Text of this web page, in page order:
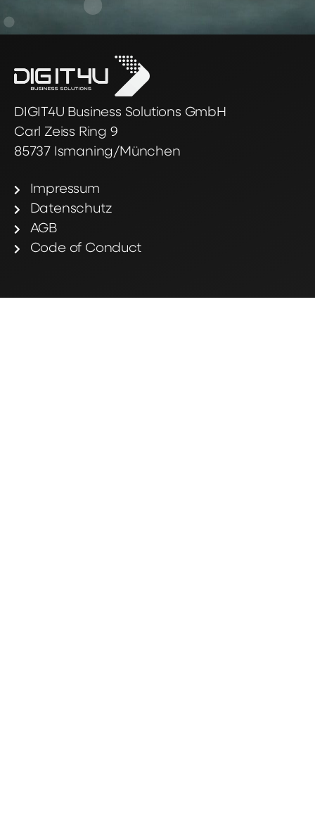
DIGIT4U Business Solutions GmbH
Carl Zeiss Ring 9
85737 Ismaning/München
Impressum
Datenschutz
AGB
Code of Conduct